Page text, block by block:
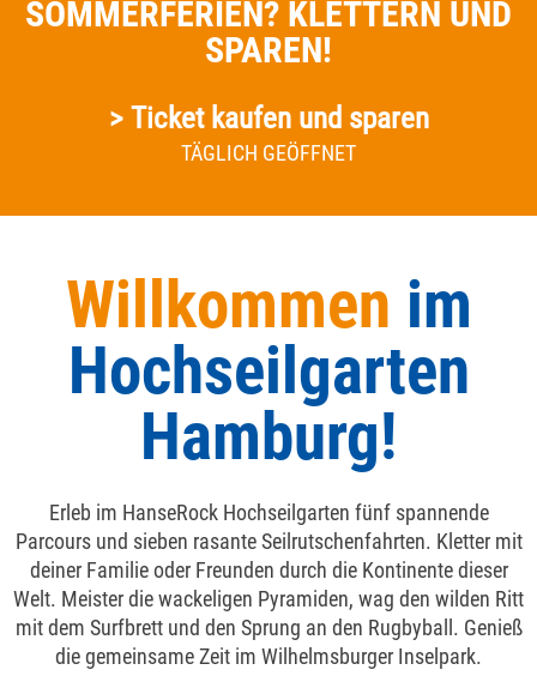
SOMMERFERIEN? KLETTERN UND
SPAREN!
> Ticket kaufen und sparen
TÄGLICH GEÖFFNET
Willkommen im
Hoch­seil­garten
Hamburg!
Erleb im HanseRock Hochseilgarten fünf spannende
Parcours und sieben rasante Seilrutschenfahrten. Kletter mit
deiner Familie oder Freunden durch die Kontinente dieser
Welt. Meister die wackeligen Pyramiden, wag den wilden Ritt
mit dem Surfbrett und den Sprung an den Rugbyball. Genieß
die gemeinsame Zeit im Wilhelmsburger Inselpark.